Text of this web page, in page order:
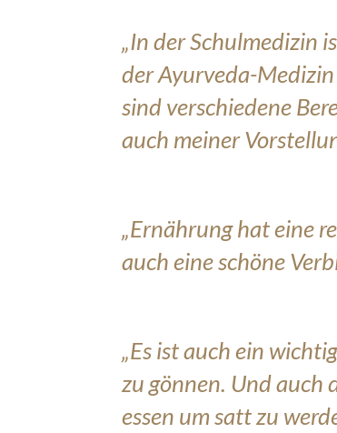
„In der Schulmedizin
der Ayurveda-
sind verschiedene
auch meiner
„Ernährung hat eine
auch eine schöne
„Es ist auch ein
zu gönnen. Und auch
essen um satt zu